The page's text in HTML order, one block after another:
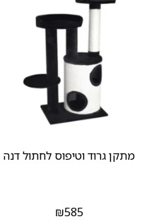
מתקן גרוד וטיפוס לחתול דנה
₪585